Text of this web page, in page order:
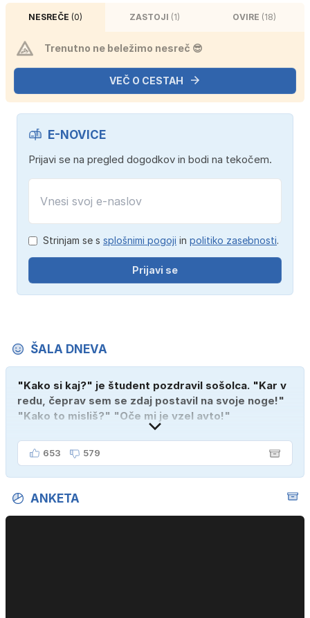
NESREČE (0) ZASTOJI (1) OVIRE (18)
Trenutno ne beležimo nesreč 😎
VEČ O CESTAH
E-NOVICE
Prijavi se na pregled dogodkov in bodi na tekočem.
Strinjam se s splošnimi pogoji in politiko zasebnosti.
Prijavi se
ŠALA DNEVA
"Kako si kaj?" je študent pozdravil sošolca. "Kar v
redu, čeprav sem se zdaj postavil na svoje noge!"
"Kako to misliš?" "Oče mi je vzel avto!"
653 579
ANKETA